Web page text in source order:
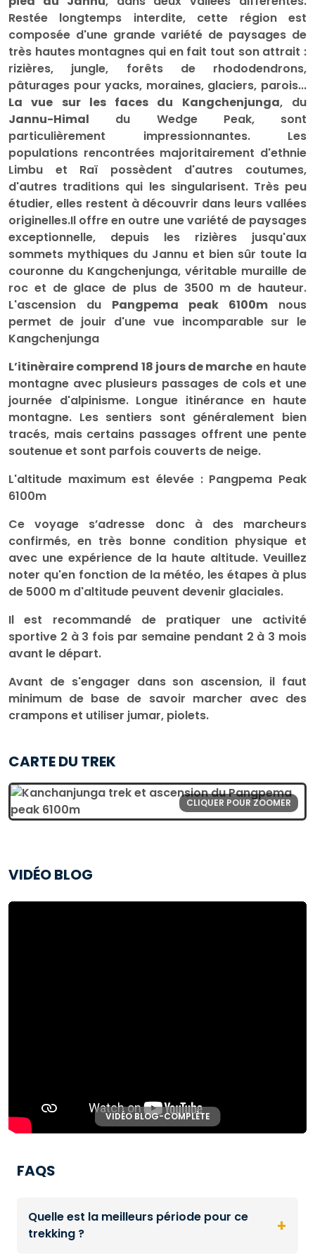
Restée longtemps interdite, cette région est
composée d'une grande variété de paysages de
très hautes montagnes qui en fait tout son attrait :
rizières, jungle, forêts de rhododendrons,
pâturages pour yacks, moraines, glaciers, parois...
La vue sur les faces du Kangchenjunga, du
Jannu-Himal du Wedge Peak, sont
particulièrement impressionnantes. Les
populations rencontrées majoritairement d'ethnie
Limbu et Raï possèdent d'autres coutumes,
d'autres traditions qui les singularisent. Très peu
étudier, elles restent à découvrir dans leurs vallées
originelles.Il offre en outre une variété de paysages
exceptionnelle, depuis les rizières jusqu'aux
sommets mythiques du Jannu et bien sûr toute la
couronne du Kangchenjunga, véritable muraille de
roc et de glace de plus de 3500 m de hauteur.
L'ascension du Pangpema peak 6100m nous
permet de jouir d'une vue incomparable sur le
Kangchenjunga
L’itinèraire comprend 18 jours de marche en haute
montagne avec plusieurs passages de cols et une
journée d'alpinisme. Longue itinérance en haute
montagne. Les sentiers sont généralement bien
tracés, mais certains passages offrent une pente
soutenue et sont parfois couverts de neige.
L'altitude maximum est élevée : Pangpema Peak
6100m
Ce voyage s’adresse donc à des marcheurs
confirmés, en très bonne condition physique et
avec une expérience de la haute altitude. Veuillez
noter qu'en fonction de la météo, les étapes à plus
de 5000 m d'altitude peuvent devenir glaciales.
Il est recommandé de pratiquer une activité
sportive 2 à 3 fois par semaine pendant 2 à 3 mois
avant le départ.
Avant de s'engager dans son ascension, il faut
minimum de base de savoir marcher avec des
crampons et utiliser jumar, piolets.
CARTE DU TREK
CLIQUER POUR ZOOMER
VIDÉO BLOG
VIDÉO BLOG-COMPLÈTE
FAQS
Quelle est la meilleurs période pour ce
trekking ?
+